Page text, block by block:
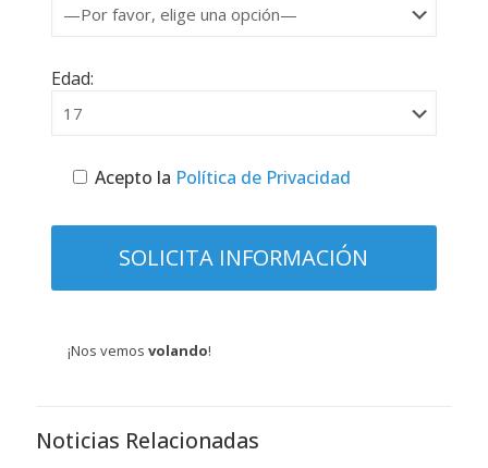
Edad:
Acepto la Política de Privacidad
¡Nos vemos volando!
Noticias Relacionadas